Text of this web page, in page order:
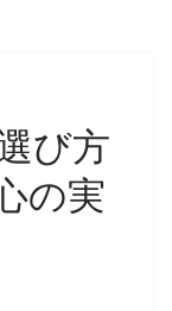
び方
の実